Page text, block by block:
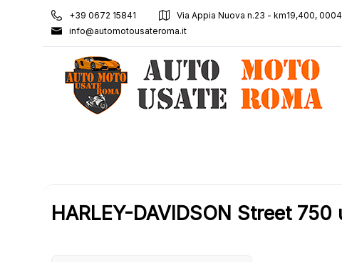
+39 0672 15841
Via Appia Nuova n.23 - km19,400,
info@automotousateroma.it
HARLEY-DAVIDSON Street